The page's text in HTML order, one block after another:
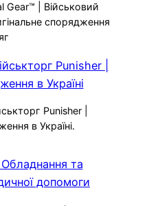
Gear™ | Військовий
спорядження
Punisher |
в Україні.